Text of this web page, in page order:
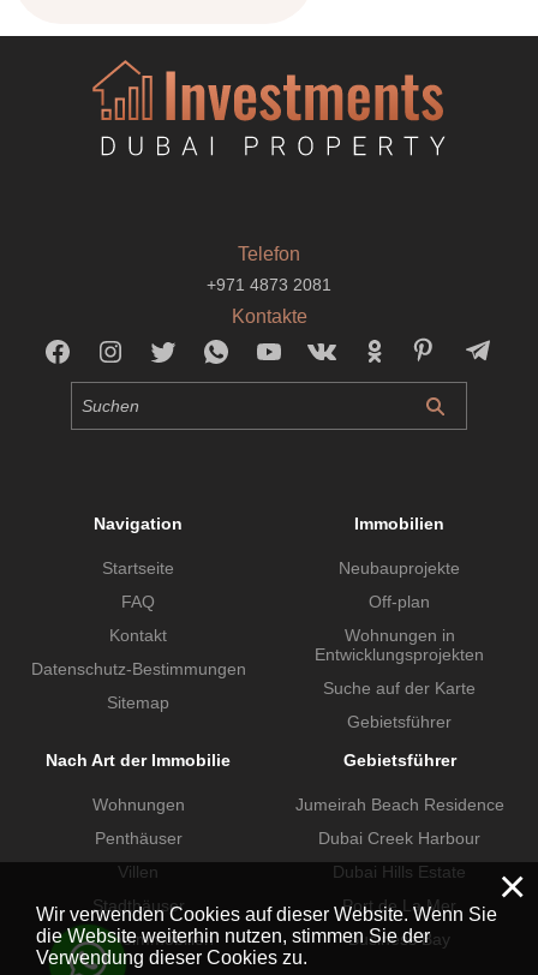
Telefon
+971 4873 2081
Kontakte
Navigation
Startseite
FAQ
Kontakt
Datenschutz-Bestimmungen
Sitemap
Immobilien
Neubauprojekte
Off-plan
Wohnungen in
Entwicklungsprojekten
Suche auf der Karte
Gebietsführer
Nach Art der Immobilie
Wohnungen
Penthäuser
Villen
Stadthäuser
Gewerbeimmobilien
Gebietsführer
Jumeirah Beach Residence
Dubai Creek Harbour
Dubai Hills Estate
Port de La Mer
Business Bay
×
Wir verwenden Cookies auf dieser Website. Wenn Sie
die Website weiterhin nutzen, stimmen Sie der
Verwendung dieser Cookies zu.